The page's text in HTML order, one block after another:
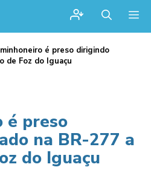
é preso dirigindo
de Foz do Iguaçu
é preso
na BR-277 a
do Iguaçu